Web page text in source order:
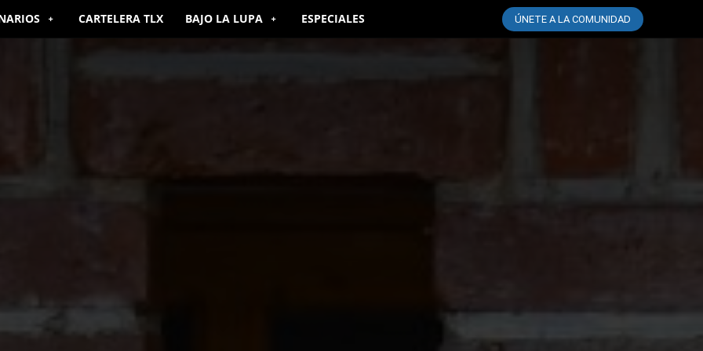
CARTELERA TLX BAJO LA LUPA ESPECIALES ÚNETE A LA COMUNIDAD